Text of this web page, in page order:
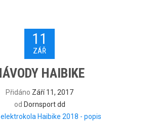
11
ZÁŘ
HAIBIKE
Přidáno Září 11, 2017
od Dornsport dd
elektrokola Haibike 2018 - popis